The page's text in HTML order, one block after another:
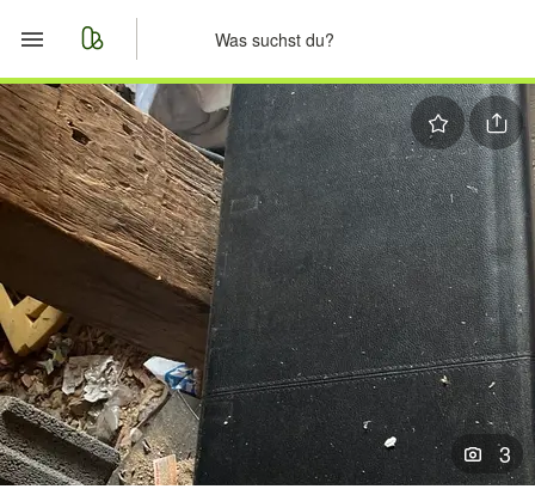
Start
Merkliste
Nachrichten
Anzeige aufgeben
3